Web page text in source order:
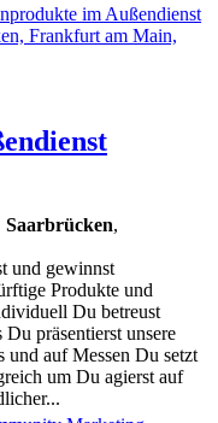
Saarbrücken,
und gewinnst
Produkte und
Du betreust
präsentierst unsere
und auf Messen Du setzt
um Du agierst auf